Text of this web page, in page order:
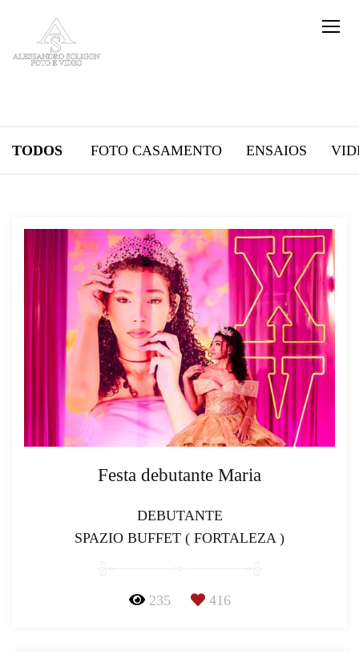
TODOS FOTO CASAMENTO ENSAIOS
Festa debutante Maria
DEBUTANTE
SPAZIO BUFFET ( FORTALEZA )
235 416